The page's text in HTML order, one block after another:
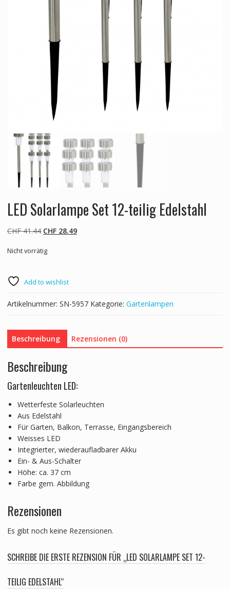
LED Solarlampe Set 12-teilig Edelstahl
CHF41.44 Ursprünglicher
war:
CHF28.49Aktueller
Nicht vorrätig
Add to wishlist
Artikelnummer: SN-5957 Kategorie: Gartenlampen
Beschreibung Rezensionen (0)
Beschreibung
Gartenleuchten LED:
Wetterfeste Solarleuchten
Aus Edelstahl
Für Garten, Balkon, Terrasse, Eingangsbereich
Weisses LED
Integrierter, wiederaufladbarer Akku
Ein- & Aus-Schalter
Höhe: ca. 37 cm
Farbe gem. Abbildung
Rezensionen
Es gibt noch keine Rezensionen.
SCHREIBE DIE ERSTE REZENSION FÜR „LED SOLARLAMPE SET 12-
TEILIG EDELSTAHL“